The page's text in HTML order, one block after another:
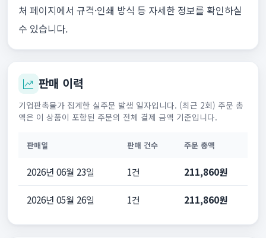
처 페이지에서 규격·인쇄 방식 등 자세한 정보를 확인하실
수 있습니다.
판매 이력
기업판촉물가 집계한 실주문 발생 일자입니다. (최근 2회) 주문 총
액은 이 상품이 포함된 주문의 전체 결제 금액 기준입니다.
판매일 판매 건수 주문 총액
2026년 06월 23일 1건 211,860원
2026년 05월 26일 1건 211,860원